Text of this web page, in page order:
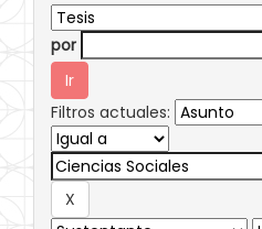
por
Filtros actuales: